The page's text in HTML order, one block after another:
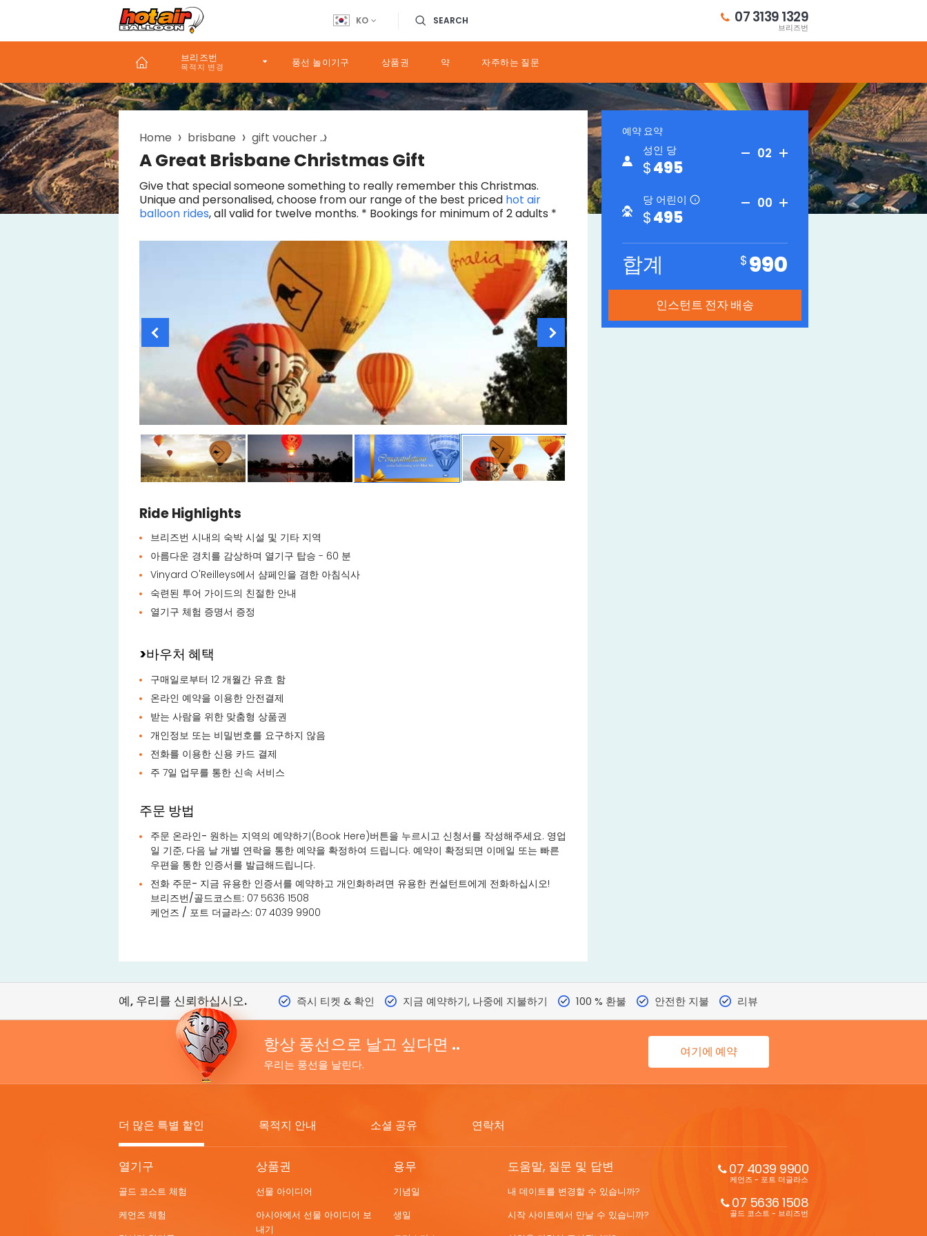
KO SEARCH 07 3139 1329
브리즈번
브리즈번 풍선 놀이기구 상품권 약 자주하는 질문
Breadcrumb
Home brisbane gift voucher brisbane hot air ballooning extended and champagne breakfast christmas gift certificates
A Great Brisbane Christmas Gift
Give that special someone something to really remember this Christmas.
Unique and personalised, choose from our range of the best priced hot air
balloon rides, all valid for twelve months. * Bookings for minimum of 2 adults *
Ride Highlights
브리즈번 시내의 숙박 시설 및 기타 지역
아름다운 경치를 감상하며 열기구 탑승 - 60 분
Vinyard O'Reilleys에서 샴페인을 겸한 아침식사
숙련된 투어 가이드의 친절한 안내
열기구 체험 증명서 증정
>바우처 혜택
구매일로부터 12 개월간 유효 함
온라인 예약을 이용한 안전결제
받는 사람을 위한 맞춤형 상품권
개인정보 또는 비밀번호를 요구하지 않음
전화를 이용한 신용 카드 결제
주 7일 업무를 통한 신속 서비스
주문 방법
주문 온라인- 원하는 지역의 예약하기(Book Here)버튼을 누르시고 신청서를 작성해주세요. 영업
일 기준, 다음 날 개별 연락을 통한 예약을 확정하여 드립니다. 예약이 확정되면 이메일 또는 빠른
우편을 통한 인증서를 발급해드립니다.
전화 주문- 지금 유용한 인증서를 예약하고 개인화하려면 유용한 컨설턴트에게 전화하십시오!
브리즈번/골드코스트: 07 5636 1508
케언즈 / 포트 더글라스: 07 4039 9900
예약 요약
성인 당
495
02
당 어린이 i
495
00
합계 990
예, 우리를 신뢰하십시오. 즉시 티켓 & 확인 지금 예약하기, 나중에 지불하기 100 % 환불 안전한 지불 리뷰
항상 풍선으로 날고 싶다면 ..
우리는 풍선을 날린다.
여기에 예약
더 많은 특별 할인 목적지 안내 소셜 공유 연락처
MORE
DEALS
열기구
골드 코스트 체험
케언즈 체험
상품권
선물 아이디어
아시아에서 선물 아이디어 보
내기
용무
기념일
생일
도움말, 질문 및 답변
내 데이트를 변경할 수 있습니까?
시작 사이트에서 만날 수 있습니까?
07 4039 9900
케언즈 - 포트 더글라스
07 5636 1508
골드 코스트 - 브리즈번